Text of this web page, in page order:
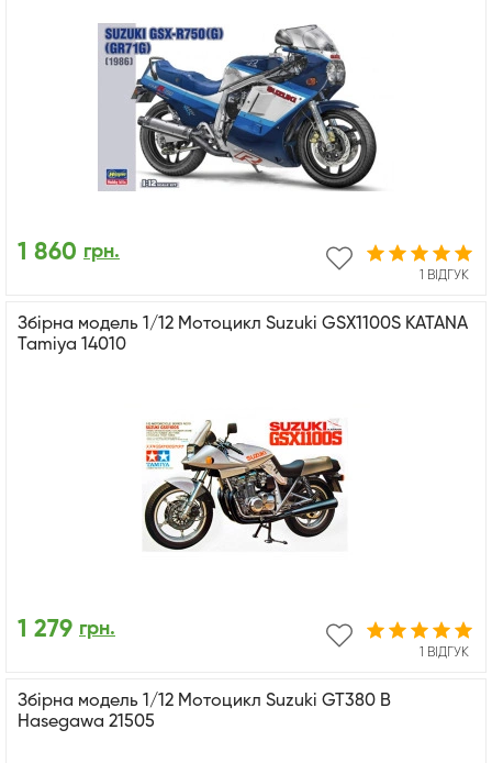
1 ВІДГУК
1 860 грн.
Збірна модель 1/12 Мотоцикл Suzuki GSX1100S KATANA
Tamiya 14010
1 ВІДГУК
1 279 грн.
Збірна модель 1/12 Мотоцикл Suzuki GT380 B
Hasegawa 21505